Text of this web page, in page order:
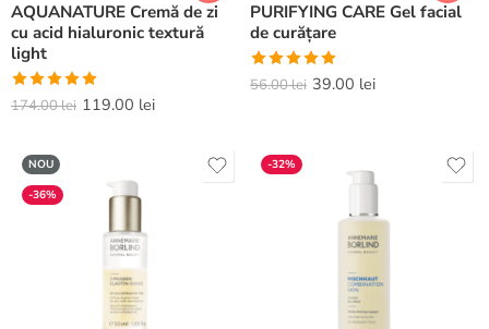
AQUANATURE Cremă de zi
cu acid hialuronic textură
light
Evaluat la
174.00lei 119.00 lei
PURIFYING CARE Gel facial
de curățare
Evaluat la
56.00lei 39.00 lei
NOU
-36%
-32%